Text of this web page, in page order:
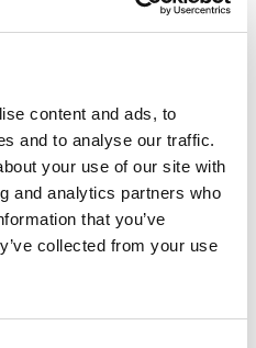
content and ads, to
and to analyse our traffic.
your use of our site with
and analytics partners who
that you’ve
collected from your use
het toch te
in je hangmat dat
stimulans? Met deze